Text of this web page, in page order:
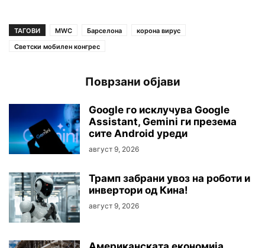
ТАГОВИ MWC Барселона
корона вирус
Светски мобилен конгрес
Поврзани објави
Google го исклучува Google
Assistant, Gemini ги презема
сите Android уреди
август 9, 2026
Трамп забрани увоз на роботи и
инвертори од Кина!
август 9, 2026